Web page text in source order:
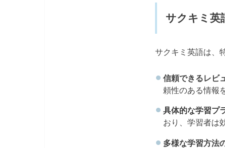
サクキミ英
サクキミ英語は、
信頼できるレビ
頼性のある情報
具体的な学習プ
おり、学習者は
多様な学習方法